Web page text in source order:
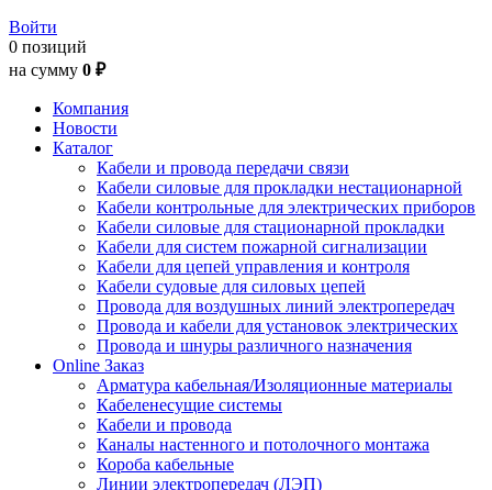
Войти
0 позиций
на сумму 0 ₽
Компания
Новости
Каталог
Кабели и провода передачи связи
Кабели силовые для прокладки нестационарной
Кабели контрольные для электрических приборов
Кабели силовые для стационарной прокладки
Кабели для систем пожарной сигнализации
Кабели для цепей управления и контроля
Кабели судовые для силовых цепей
Провода для воздушных линий электропередач
Провода и кабели для установок электрических
Провода и шнуры различного назначения
Online Заказ
Арматура кабельная/Изоляционные материалы
Кабеленесущие системы
Кабели и провода
Каналы настенного и потолочного монтажа
Короба кабельные
Линии электропередач (ЛЭП)